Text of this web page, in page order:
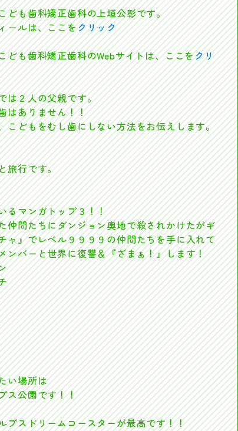
ども歯科矯正歯科の上垣公彰です。
ルは、ここをクリック
も歯科矯正歯科のWebサイトは、ここをクリ
は２人の父親です。
はありません！！
こどもをむし歯にしない方法をお伝えします。
旅行です。
るマンガトップ３！！
仲間たちにダンジョン奥地で殺されかけたがギ
ャ』でレベル９９９９の仲間たちを手に入れて
ンバーと世界に復讐＆『ざまぁ！』します！
い場所は
ス公園です！！
プスドリームコースターが最高です！！